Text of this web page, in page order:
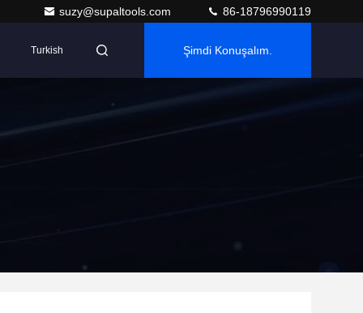
suzy@supaltools.com 86-18796990119
Turkish Şimdi Konuşalım.